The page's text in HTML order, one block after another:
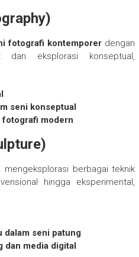
fotografi kontemporer dengan
dan eksplorasi konseptual,
seni konseptual
fotografi modern
berbagai teknik
hingga eksperimental,
dalam seni patung
dan media digital